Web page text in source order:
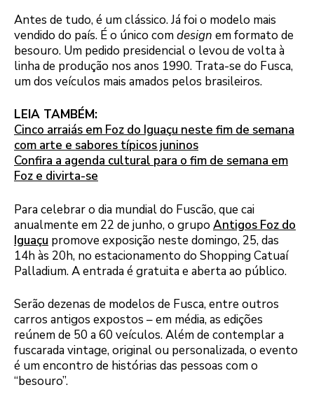
Antes de tudo, é um clássico. Já foi o modelo mais
vendido do país. É o único comdesign em formato de
besouro. Um pedido presidencial o levou de volta à
linha de produção nos anos 1990. Trata-se do Fusca,
um dos veículos mais amados pelos brasileiros.
LEIA TAMBÉM:
Cinco arraiás em Foz do Iguaçu neste fim de semana
com arte e sabores típicos juninos
Confira a agenda cultural para o fim de semana em
Foz e divirta-se
Para celebrar o dia mundial do Fuscão, que cai
anualmente em 22 de junho, o grupo Antigos Foz do
Iguaçu promove exposição neste domingo, 25, das
14h às 20h, no estacionamento do Shopping Catuaí
Palladium. A entrada é gratuita e aberta ao público.
Serão dezenas de modelos de Fusca, entre outros
carros antigos expostos – em média, as edições
reúnem de 50 a 60 veículos. Além de contemplar a
fuscarada vintage, original ou personalizada, o evento
é um encontro de histórias das pessoas com o
“besouro”.